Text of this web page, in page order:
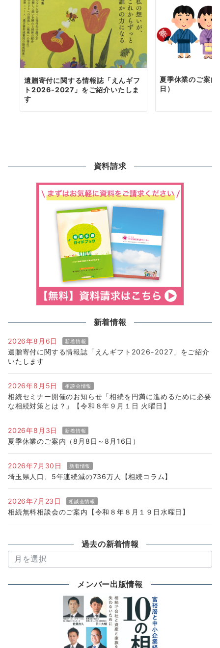
遺贈寄付に関する情報誌「えんギフ
ト2026-2027」をご紹介いたしま
す
夏季休業のご案
日）
資料請求
新着情報
2026年8月6日 新着情報
遺贈寄付に関する情報誌「えんギフト2026-2027」をご紹介
いたします
2026年8月5日 相談会情報
相続セミナー開催のお知らせ「相続を円満に進めるために必要
な相続対策とは？」【令和８年９月１日 火曜日】
2026年8月3日 新着情報
夏季休業のご案内（8月8日～8月16日）
2026年7月30日 新着情報
埼玉県人口、5年連続減の736万人【相続コラム】
2026年7月23日 相談会情報
相続無料相談会のご案内【令和８年８月１９日水曜日】
過去の新着情報
去
メンバー出版情報